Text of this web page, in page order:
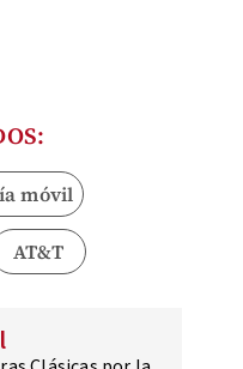
móvil
AT&T